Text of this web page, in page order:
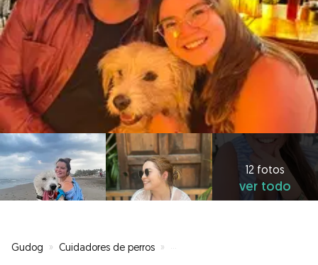
12 fotos
ver todo
Gudog » Cuidadores de perros » Cuidadores de perros en Oviedo